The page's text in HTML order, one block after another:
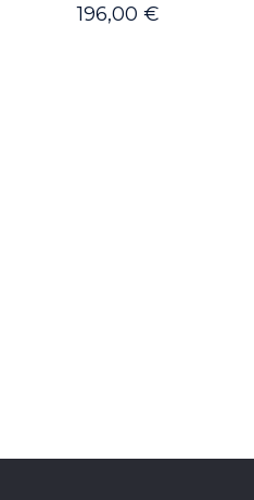
196,00€